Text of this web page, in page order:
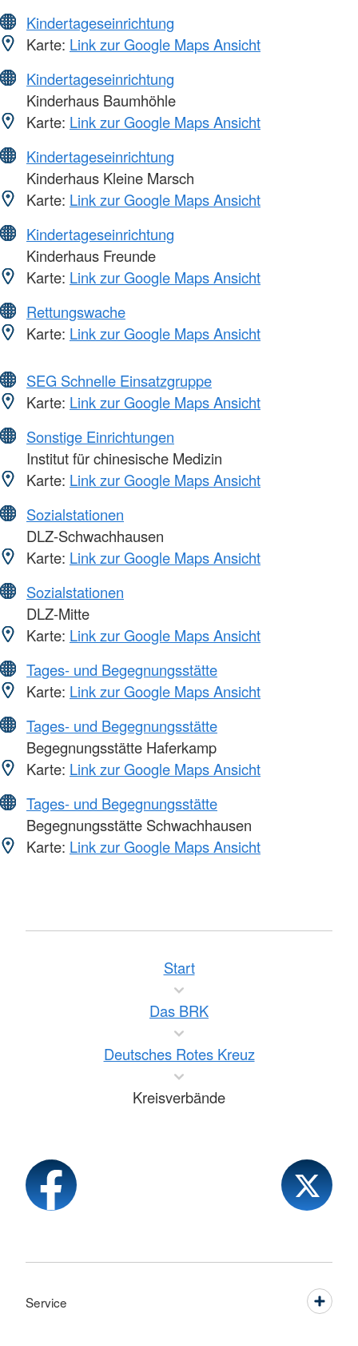
Kindertageseinrichtung
Karte: Link zur Google Maps Ansicht
Kindertageseinrichtung
Kinderhaus Baumhöhle
Karte: Link zur Google Maps Ansicht
Kindertageseinrichtung
Kinderhaus Kleine Marsch
Karte: Link zur Google Maps Ansicht
Kindertageseinrichtung
Kinderhaus Freunde
Karte: Link zur Google Maps Ansicht
Rettungswache
Karte: Link zur Google Maps Ansicht
SEG Schnelle Einsatzgruppe
Karte: Link zur Google Maps Ansicht
Sonstige Einrichtungen
Institut für chinesische Medizin
Karte: Link zur Google Maps Ansicht
Sozialstationen
DLZ-Schwachhausen
Karte: Link zur Google Maps Ansicht
Sozialstationen
DLZ-Mitte
Karte: Link zur Google Maps Ansicht
Tages- und Begegnungsstätte
Karte: Link zur Google Maps Ansicht
Tages- und Begegnungsstätte
Begegnungsstätte Haferkamp
Karte: Link zur Google Maps Ansicht
Tages- und Begegnungsstätte
Begegnungsstätte Schwachhausen
Karte: Link zur Google Maps Ansicht
Start
Das BRK
Deutsches Rotes Kreuz
Kreisverbände
Service